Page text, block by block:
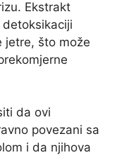
Ekstrakt
jetre, što može
da ovi
povezani sa
i da njihova